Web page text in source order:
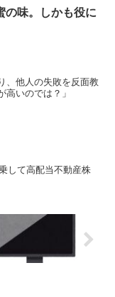
の味。しかも役に
、他人の失敗を反面教
いのでは？」
して高配当不動産株